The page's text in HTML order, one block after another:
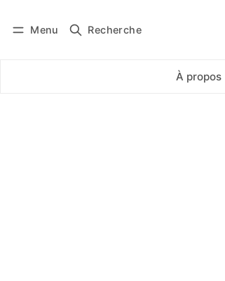
Menu Recherche
À propos
Se connecter